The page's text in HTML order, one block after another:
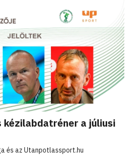
kézilabdatréner a júliusi
és az Utanpotlassport.hu